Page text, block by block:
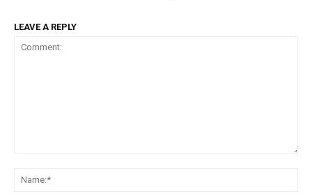
LEAVE A REPLY